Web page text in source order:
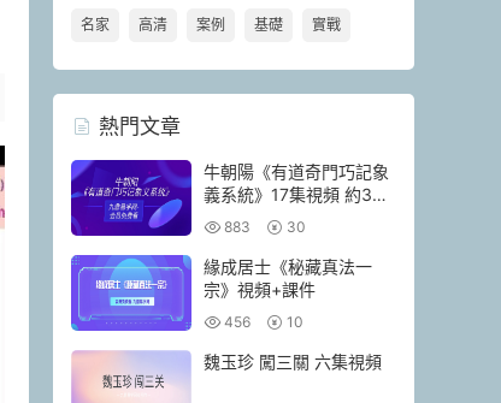
名家 高清 案例 基礎 實戰
熱門文章
牛朝陽《有道奇門巧記象
義系統》17集視頻 約3小
時 883 30
緣成居士《秘藏真法一
宗》視頻+課件
456 10
魏玉珍 闖三關 六集視頻